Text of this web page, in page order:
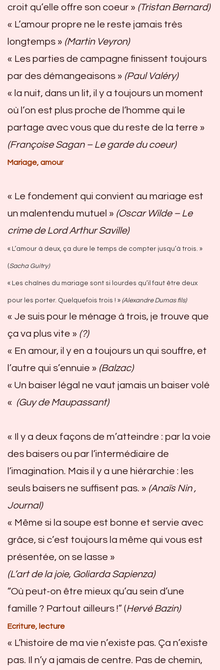
croit qu’elle offre son coeur » (Tristan Bernard)
« L’amour propre ne le reste jamais très
longtemps » (Martin Veyron)
« Les parties de campagne finissent toujours
par des démangeaisons » (Paul Valéry)
« la nuit, dans un lit, il y a toujours un moment
où l’on est plus proche de l’homme qui le
partage avec vous que du reste de la terre »
(Françoise Sagan – Le garde du coeur)
Mariage, amour
« Le fondement qui convient au mariage est
un malentendu mutuel » (Oscar Wilde – Le
crime de Lord Arthur Saville)
« L’amour à deux, ça dure le temps de compter jusqu’à trois. »
(Sacha Guitry)
« Les chaînes du mariage sont si lourdes qu’il faut être deux
pour les porter. Quelquefois trois ! » (Alexandre Dumas fils)
« Je suis pour le ménage à trois, je trouve que
ça va plus vite » (?)
« En amour, il y en a toujours un qui souffre, et
l’autre qui s’ennuie » (Balzac)
« Un baiser légal ne vaut jamais un baiser volé
« (Guy de Maupassant)
« Il y a deux façons de m’atteindre : par la voie
des baisers ou par l’intermédiaire de
l’imagination. Mais il y a une hiérarchie : les
seuls baisers ne suffisent pas. » (Anaïs Nin ,
Journal)
« Même si la soupe est bonne et servie avec
grâce, si c’est toujours la même qui vous est
présentée, on se lasse »
(L’art de la joie, Goliarda Sapienza)
“Où peut-on être mieux qu’au sein d’une
famille ? Partout ailleurs !” (Hervé Bazin)
Ecriture, lecture
« L’histoire de ma vie n’existe pas. Ça n’existe
pas. Il n’y a jamais de centre. Pas de chemin,